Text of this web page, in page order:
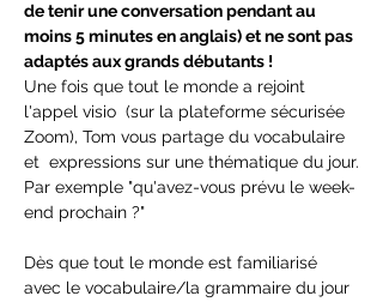
de tenir une conversation pendant au
moins 5 minutes en anglais) et ne sont pas
adaptés aux grands débutants !
Une fois que tout le monde a rejoint
l'appel visio  (sur la plateforme sécurisée
Zoom), Tom vous partage du vocabulaire
et  expressions sur une thématique du jour.
Par exemple "qu'avez-vous prévu le week-
end prochain ?"
Dès que tout le monde est familiarisé
avec le vocabulaire/la grammaire du jour